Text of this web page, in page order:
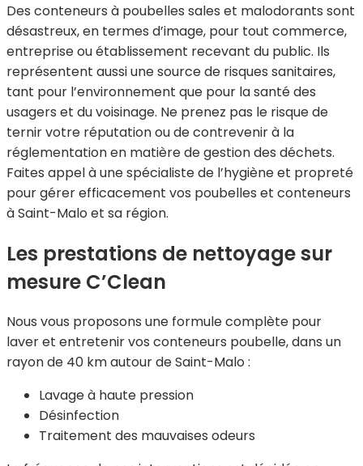
Des conteneurs à poubelles sales et malodorants sont
désastreux, en termes d’image, pour tout commerce,
entreprise ou établissement recevant du public. Ils
représentent aussi une source de risques sanitaires,
tant pour l’environnement que pour la santé des
usagers et du voisinage. Ne prenez pas le risque de
ternir votre réputation ou de contrevenir à la
réglementation en matière de gestion des déchets.
Faites appel à une spécialiste de l’hygiène et propreté
pour gérer efficacement vos poubelles et conteneurs
à Saint-Malo et sa région.
Les prestations de nettoyage sur
mesure C’Clean
Nous vous proposons une formule complète pour
laver et entretenir vos conteneurs poubelle, dans un
rayon de 40 km autour de Saint-Malo :
Lavage à haute pression
Désinfection
Traitement des mauvaises odeurs